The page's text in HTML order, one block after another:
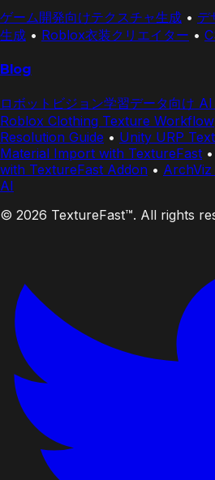
ゲーム開発向けテクスチャ生成 • デ
生成 • Roblox衣装クリエイター •
Blog
ロボットビジョン学習データ向け
Roblox Clothing Texture Workflow
Resolution Guide • Unity URP
Material Import with TextureFast •
with TextureFast Addon •
AI
© 2026 TextureFast™. All rights